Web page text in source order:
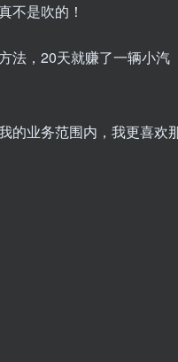
不是吹的！
法，20天就赚了一辆小汽
的业务范围内，我更喜欢